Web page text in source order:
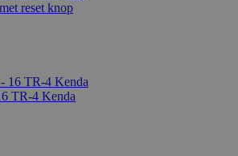
reset knop
TR-4 Kenda